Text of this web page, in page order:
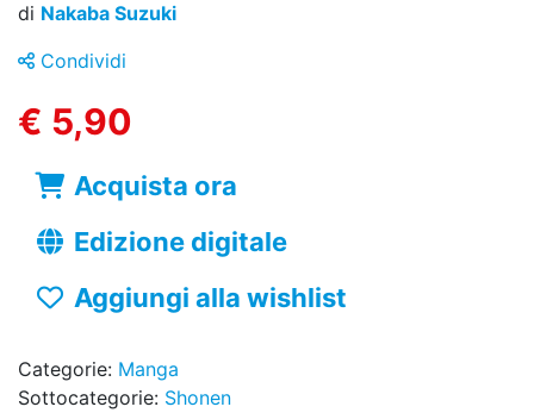
di Nakaba Suzuki
Condividi
€ 5,90
Acquista ora
Edizione digitale
Aggiungi alla wishlist
Categorie: Manga
Sottocategorie: Shonen